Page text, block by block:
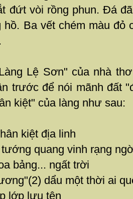
đứt vòi rồng phun. Đá
hồ. Ba vết chém màu đỏ
Lệ Sơn" của nhà
trước để nói mãnh đất
kiệt" của làng như sau:
kiệt địa linh
quang vinh rạng
bảng... ngất trời
dẩu một thời ai
lớp lưu tên